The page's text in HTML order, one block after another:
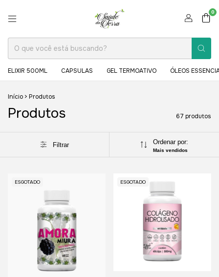
0
ELIXIR 500ML CAPSULAS GEL TERMOATIVO ÓLEOS
Início > Produtos
Produtos 67 produtos
Filtrar Ordenar por:
Mais vendidos
ESGOTADO ESGOTADO